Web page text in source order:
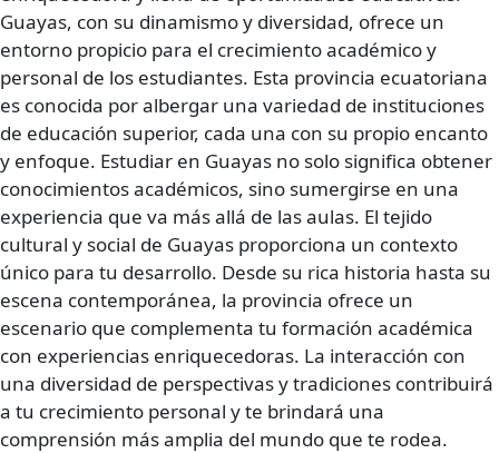
Guayas, con su dinamismo y diversidad, ofrece un
entorno propicio para el crecimiento académico y
personal de los estudiantes. Esta provincia ecuatoriana
es conocida por albergar una variedad de instituciones
de educación superior, cada una con su propio encanto
y enfoque. Estudiar en Guayas no solo significa obtener
conocimientos académicos, sino sumergirse en una
experiencia que va más allá de las aulas. El tejido
cultural y social de Guayas proporciona un contexto
único para tu desarrollo. Desde su rica historia hasta su
escena contemporánea, la provincia ofrece un
escenario que complementa tu formación académica
con experiencias enriquecedoras. La interacción con
una diversidad de perspectivas y tradiciones contribuirá
a tu crecimiento personal y te brindará una
comprensión más amplia del mundo que te rodea.